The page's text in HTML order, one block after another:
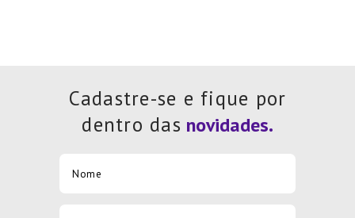
Cadastre-se e fique por
dentro das